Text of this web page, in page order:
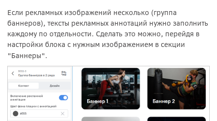
Если рекламных изображений несколько (группа
баннеров), тексты рекламных аннотаций нужно заполнить
каждому по отдельности. Сделать это можно, перейдя в
настройки блока с нужным изображением в секции
"Баннеры".